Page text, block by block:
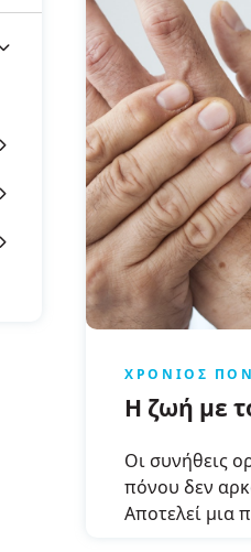
ΧΡΌΝΙΟΣ
Η ζωή με
Οι συνήθεις
πόνου δεν
Αποτελεί μια